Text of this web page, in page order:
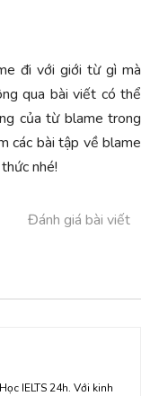
đi với giới từ gì mà
qua bài viết có thể
của từ blame trong
các bài tập về blame
nhé!
Đánh giá bài viết
IELTS 24h. Với kinh